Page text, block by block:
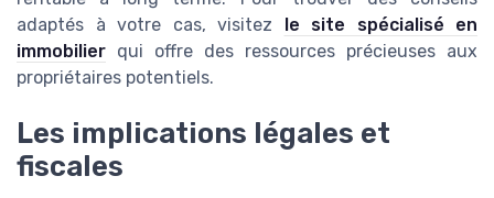
adaptés à votre cas, visitez
le site spécialisé en
immobilier qui offre des ressources précieuses aux
propriétaires potentiels.
Les implications légales et
fiscales